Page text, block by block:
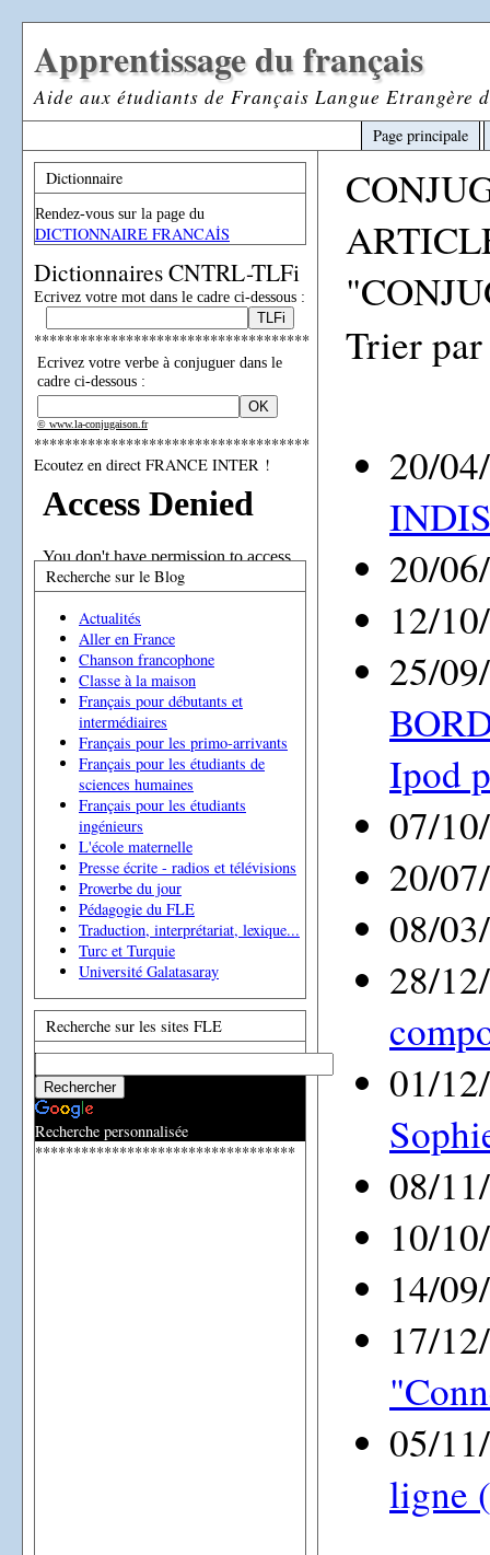
Apprentissage du français
Aide aux étudiants de Français Langue Etrangère
Page principale
Dictionnaire
Rendez-vous sur la page du
DICTIONNAIRE FRANCAİS
Dictionnaires CNTRL-TLFi
Ecrivez votre mot dans le cadre ci-dessous :
************************************
Ecrivez votre verbe à conjuguer dans le
cadre ci-dessous :
© www.la-conjugaison.fr
************************************
Ecoutez en direct FRANCE INTER !
Recherche sur le Blog
Actualités
Aller en France
Chanson francophone
Classe à la maison
Français pour débutants et
intermédiaires
Français pour les primo-arrivants
Français pour les étudiants de
sciences humaines
Français pour les étudiants
ingénieurs
L'école maternelle
Presse écrite - radios et télévisions
Proverbe du jour
Pédagogie du FLE
Traduction, interprétariat, lexique...
Turc et Turquie
Université Galatasaray
Recherche sur les sites FLE
Recherche personnalisée
**********************************
Trier
20/
20/
12/
25/
Ipod
07/
20/
08/
28/
01/
08/
10/
14/
17/
05/
ligne